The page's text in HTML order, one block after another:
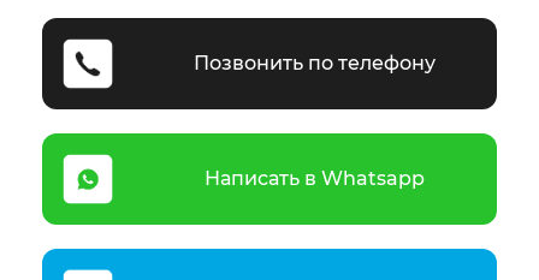
Позвонить по телефону
Написать в Whatsapp